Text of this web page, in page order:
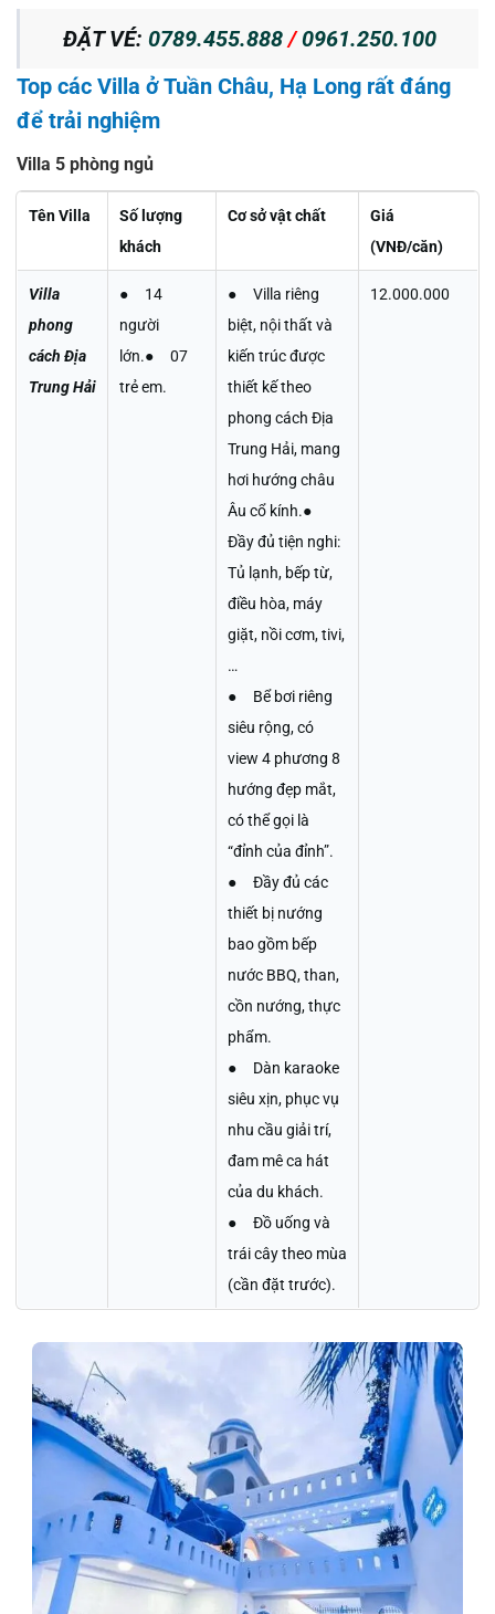
ĐẶT VÉ: 0789.455.888/0961.250.100
Top các Villa ở Tuần Châu, Hạ Long rất đáng
để trải nghiệm
Villa 5 phòng ngủ
Tên Villa
Số lượng
khách
Cơ sở vật chất
Giá
(VNĐ/căn)
Villa
phong
cách Địa
Trung Hải
● 14
người
lớn.● 07
trẻ em.
● Villa riêng
biệt, nội thất và
kiến trúc được
thiết kế theo
phong cách Địa
Trung Hải, mang
hơi hướng châu
Âu cổ kính.●
Đầy đủ tiện nghi:
Tủ lạnh, bếp từ,
điều hòa, máy
giặt, nồi cơm, tivi,
…
● Bể bơi riêng
siêu rộng, có
view 4 phương 8
hướng đẹp mắt,
có thể gọi là
“đỉnh của đỉnh”.
● Đầy đủ các
thiết bị nướng
bao gồm bếp
nước BBQ, than,
cồn nướng, thực
phẩm.
● Dàn karaoke
siêu xịn, phục vụ
nhu cầu giải trí,
đam mê ca hát
của du khách.
● Đồ uống và
trái cây theo mùa
(cần đặt trước).
12.000.000